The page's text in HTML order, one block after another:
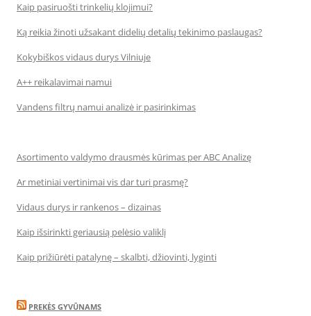
Kaip pasiruošti trinkelių klojimui?
Ką reikia žinoti užsakant didelių detalių tekinimo paslaugas?
Kokybiškos vidaus durys Vilniuje
A++ reikalavimai namui
Vandens filtrų namui analizė ir pasirinkimas
Asortimento valdymo drausmės kūrimas per ABC Analizę
Ar metiniai vertinimai vis dar turi prasmę?
Vidaus durys ir rankenos – dizainas
Kaip išsirinkti geriausią pelėsio valiklį
Kaip prižiūrėti patalynę – skalbti, džiovinti, lyginti
PREKĖS GYVŪNAMS